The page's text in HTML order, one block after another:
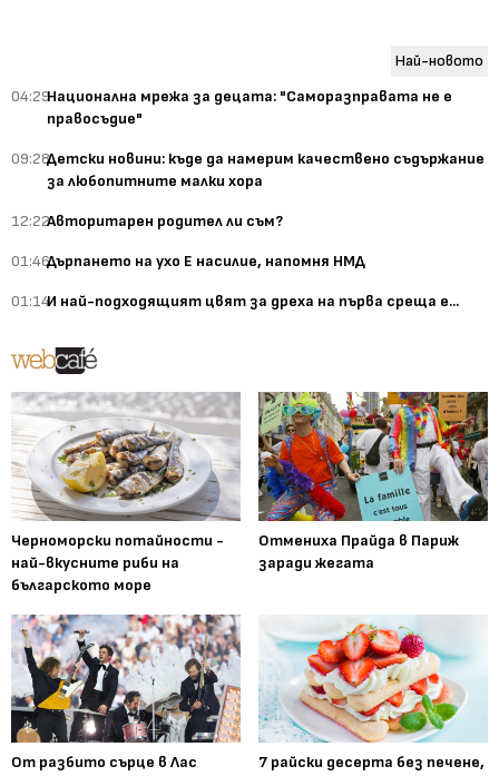
Най-новото
04:29Национална мрежа за децата: "Саморазправата не е
правосъдие"
09:28Детски новини: къде да намерим качествено съдържание
за любопитните малки хора
12:22Авторитарен родител ли съм?
01:46Дърпането на ухо Е насилие, напомня НМД
01:14И най-подходящият цвят за дреха на първа среща е...
Черноморски потайности -
най-вкусните риби на
българското море
Отмениха Прайда в Париж
заради жегата
От разбито сърце в Лас
7 райски десерта без печене,